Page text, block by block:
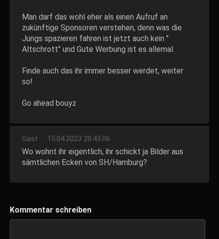
Man darf das wohl eher als einen Aufruf an
zukünftige Sponsoren verstehen, denn was die
Jungs spazieren fahren ist jetzt auch kein "
Altschrott" und Gute Werbung ist es allemal.
Finde auch das ihr immer besser werdet, weiter
so!
Go ahead bouyz
Gast 15.04.2023 20:43:06
Wo wohnt ihr eigentlich, ihr schickt ja Bilder aus
sämtlichen Ecken von SH/Hamburg?
Kommentar schreiben